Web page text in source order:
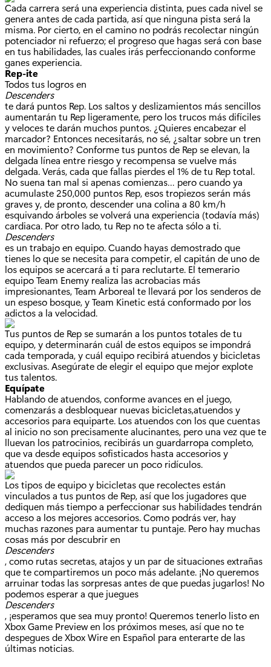
Cada carrera será una experiencia distinta, pues cada nivel se
genera antes de cada partida, así que ninguna pista será la
misma. Por cierto, en el camino no podrás recolectar ningún
potenciador ni refuerzo; el progreso que hagas será con base
en tus habilidades, las cuales irás perfeccionando conforme
ganes experiencia.
Rep-ite
Todos tus logros en
Descenders
te dará puntos Rep. Los saltos y deslizamientos más sencillos
aumentarán tu Rep ligeramente, pero los trucos más difíciles
y veloces te darán muchos puntos. ¿Quieres encabezar el
marcador? Entonces necesitarás, no sé, ¿saltar sobre un tren
en movimiento? Conforme tus puntos de Rep se elevan, la
delgada línea entre riesgo y recompensa se vuelve más
delgada. Verás, cada que fallas pierdes el 1% de tu Rep total.
No suena tan mal si apenas comienzas… pero cuando ya
acumulaste 250,000 puntos Rep, esos tropiezos serán más
graves y, de pronto, descender una colina a 80 km/h
esquivando árboles se volverá una experiencia (todavía más)
cardiaca. Por otro lado, tu Rep no te afecta sólo a ti.
Descenders
es un trabajo en equipo. Cuando hayas demostrado que
tienes lo que se necesita para competir, el capitán de uno de
los equipos se acercará a ti para reclutarte. El temerario
equipo Team Enemy realiza las acrobacias más
impresionantes, Team Arboreal te llevará por los senderos de
un espeso bosque, y Team Kinetic está conformado por los
adictos a la velocidad.
Tus puntos de Rep se sumarán a los puntos totales de tu
equipo, y determinarán cuál de estos equipos se impondrá
cada temporada, y cuál equipo recibirá atuendos y bicicletas
exclusivas. Asegúrate de elegir el equipo que mejor explote
tus talentos.
Equípate
Hablando de atuendos, conforme avances en el juego,
comenzarás a desbloquear nuevas bicicletas,atuendos y
accesorios para equiparte. Los atuendos con los que cuentas
al inicio no son precisamente alucinantes, pero una vez que te
lluevan los patrocinios, recibirás un guardarropa completo,
que va desde equipos sofisticados hasta accesorios y
atuendos que pueda parecer un poco ridículos.
Los tipos de equipo y bicicletas que recolectes están
vinculados a tus puntos de Rep, así que los jugadores que
dediquen más tiempo a perfeccionar sus habilidades tendrán
acceso a los mejores accesorios. Como podrás ver, hay
muchas razones para aumentar tu puntaje. Pero hay muchas
cosas más por descubrir en
Descenders
, como rutas secretas, atajos y un par de situaciones extrañas
que te compartiremos un poco más adelante. ¡No queremos
arruinar todas las sorpresas antes de que puedas jugarlos! No
podemos esperar a que juegues
Descenders
, ¡esperamos que sea muy pronto! Queremos tenerlo listo en
Xbox Game Preview en los próximos meses, así que no te
despegues de Xbox Wire en Español para enterarte de las
últimas noticias.